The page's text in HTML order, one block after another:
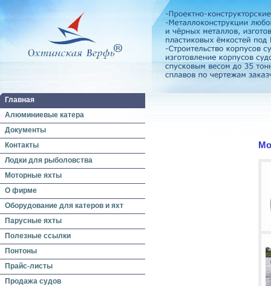
Главная
Алюминиевые катера
Документы
Контакты
Лодки для рыболовства
Моторные яхты
О фирме
Оборудование для катеров и яхт
Парусные яхты
Полезные ссылки
Понтоны
Прайс-листы
Продажа судов